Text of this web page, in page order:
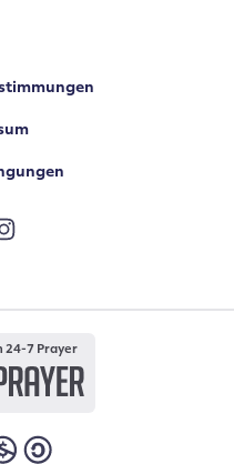
24-7 Prayer